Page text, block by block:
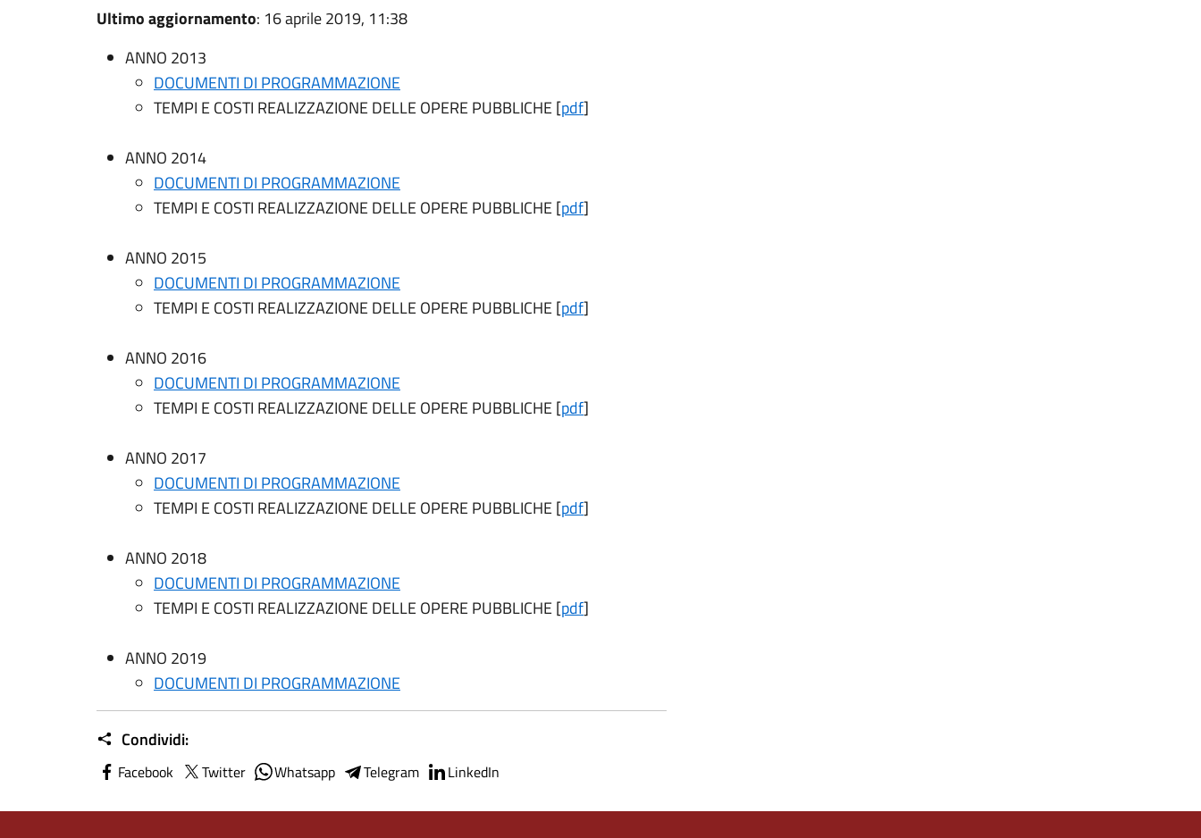
Ultimo aggiornamento: 16 aprile 2019, 11:38
ANNO 2013
DOCUMENTI DI PROGRAMMAZIONE
TEMPI E COSTI REALIZZAZIONE DELLE OPERE PUBBLICHE [pdf]
ANNO 2014
DOCUMENTI DI PROGRAMMAZIONE
TEMPI E COSTI REALIZZAZIONE DELLE OPERE PUBBLICHE [pdf]
ANNO 2015
DOCUMENTI DI PROGRAMMAZIONE
TEMPI E COSTI REALIZZAZIONE DELLE OPERE PUBBLICHE [pdf]
ANNO 2016
DOCUMENTI DI PROGRAMMAZIONE
TEMPI E COSTI REALIZZAZIONE DELLE OPERE PUBBLICHE [pdf]
ANNO 2017
DOCUMENTI DI PROGRAMMAZIONE
TEMPI E COSTI REALIZZAZIONE DELLE OPERE PUBBLICHE [pdf]
ANNO 2018
DOCUMENTI DI PROGRAMMAZIONE
TEMPI E COSTI REALIZZAZIONE DELLE OPERE PUBBLICHE [pdf]
ANNO 2019
DOCUMENTI DI PROGRAMMAZIONE
Condividi:
Facebook Twitter Whatsapp Telegram LinkedIn